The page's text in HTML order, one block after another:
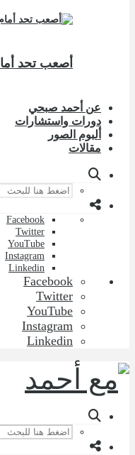
أصعب تحد
عن أحمد صبحي
دورات واستشارات
ألبوم الصور
مقالات
Facebook
Twitter
YouTube
Instagram
Linkedin
Facebook
Twitter
YouTube
Instagram
Linkedin